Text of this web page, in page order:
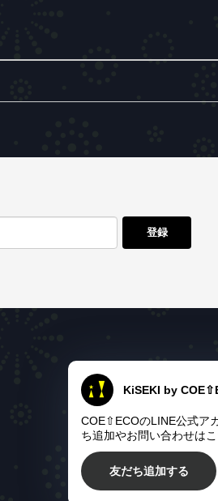
登録